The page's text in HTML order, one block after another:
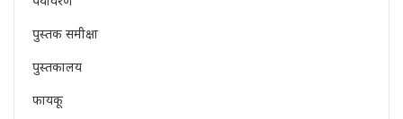
पुस्तक समीक्षा
पुस्तकालय
फायकू